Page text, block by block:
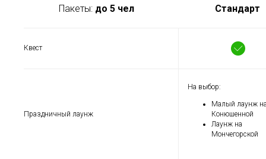
Пакеты: до 5 чел Стандарт
Квест
Праздничный лаунж
На выбор:
Малый лаунж
Конюшенной
Лаунж на
Мончегорской